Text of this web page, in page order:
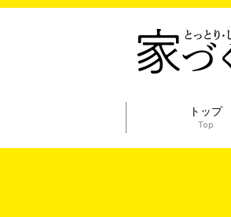
トップ
Top